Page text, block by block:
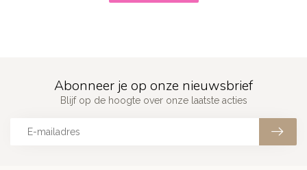
Abonneer je op onze nieuwsbrief
Blijf op de hoogte over onze laatste acties